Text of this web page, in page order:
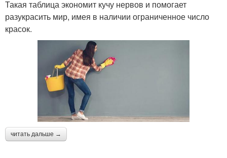
Такая таблица экономит кучу нервов и помогает
разукрасить мир, имея в наличии ограниченное число
красок.
читать дальше →